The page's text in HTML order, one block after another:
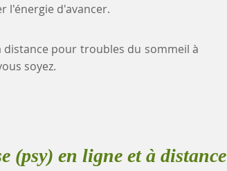
l'énergie d'avancer.
distance pour troubles du sommeil à
soyez.
(psy) en ligne et à distance